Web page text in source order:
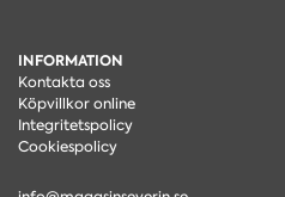
INFORMATION
Kontakta oss
Köpvillkor online
Integritetspolicy
Cookiespolicy